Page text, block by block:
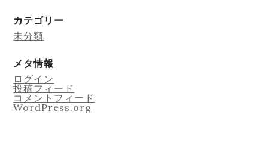
カテゴリー
未分類
メタ情報
ログイン
投稿フィード
コメントフィード
WordPress.org